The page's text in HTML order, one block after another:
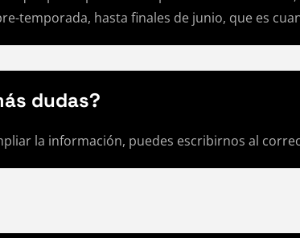
temporada, hasta finales de junio, que es
dudas?
la información, puedes escribirnos al